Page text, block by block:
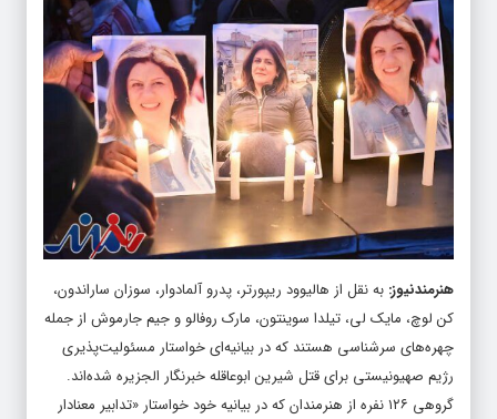
هنرمندنیوز: به نقل از هالیوود ریپورتر، پدرو آلمادوار، سوزان ساراندون،
کن لوچ، مایک لی، تیلدا سوینتون، مارک روفالو و جیم جارموش از جمله
چهره‌های سرشناسی هستند که در بیانیه‌ای خواستار مسئولیت‌پذیری
رژیم صهیونیستی برای قتل شیرین ابوعاقله خبرنگار الجزیره شده‌اند.
گروهی ۱۲۶ نفره از هنرمندان که در بیانیه خود خواستار «تدابیر معنادار